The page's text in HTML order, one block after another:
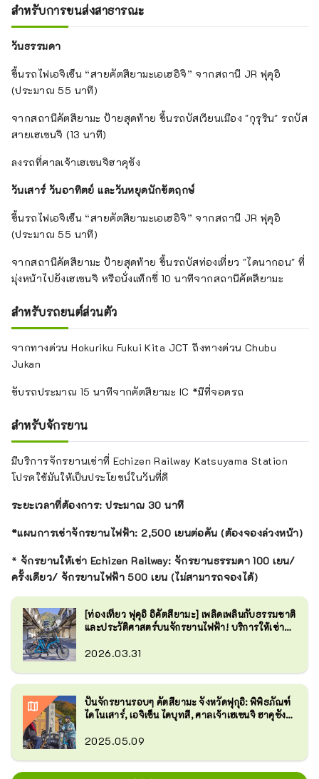
สำหรับการขนส่งสาธารณะ
วันธรรมดา
ขึ้นรถไฟเอจิเซ็น “สายคัตสึยามะเอเฮอิจิ” จากสถานี JR ฟุคุอิ
(ประมาณ 55 นาที)
จากสถานีคัตสึยามะ ป้ายสุดท้าย ขึ้นรถบัสเวียนเมือง "กุรุริน" รถบัส
สายเฮเซนจิ (13 นาที)
ลงรถที่ศาลเจ้าเฮเซนจิฮาคุซัง
วันเสาร์ วันอาทิตย์ และวันหยุดนักขัตฤกษ์
ขึ้นรถไฟเอจิเซ็น “สายคัตสึยามะเอเฮอิจิ” จากสถานี JR ฟุคุอิ
(ประมาณ 55 นาที)
จากสถานีคัตสึยามะ ป้ายสุดท้าย ขึ้นรถบัสท่องเที่ยว "ไดนากอน" ที่
มุ่งหน้าไปยังเฮเซนจิ หรือนั่งแท็กซี่ 10 นาทีจากสถานีคัตสึยามะ
สำหรับรถยนต์ส่วนตัว
จากทางด่วน Hokuriku Fukui Kita JCT ถึงทางด่วน Chubu
Jukan
ขับรถประมาณ 15 นาทีจากคัตสึยามะ IC *มีที่จอดรถ
สำหรับจักรยาน
มีบริการจักรยานเช่าที่ Echizen Railway Katsuyama Station
โปรดใช้มันให้เป็นประโยชน์ในวันที่ดี
ระยะเวลาที่ต้องการ: ประมาณ 30 นาที
*แผนการเช่าจักรยานไฟฟ้า: 2,500 เยนต่อคัน (ต้องจองล่วงหน้า)
* จักรยานให้เช่า Echizen Railway: จักรยานธรรมดา 100 เยน/
ครั้งเดียว/ จักรยานไฟฟ้า 500 เยน (ไม่สามารถจองได้)
[ท่องเที่ยว ฟุคุอิ อิคัตสึยามะ] เพลิดเพลินกับธรรมชาติ
และประวัติศาสตร์บนจักรยานไฟฟ้า! บริการให้เช่า
2026.03.31
ปั่นจักรยานรอบๆ คัตสึยามะ จังหวัดฟุกุอิ: พิพิธภัณฑ์
ไดโนเสาร์, เอจิเซ็น ไดบุทสึ, ศาลเจ้าเฮเซนจิ ฮาคุซัง
2025.05.09